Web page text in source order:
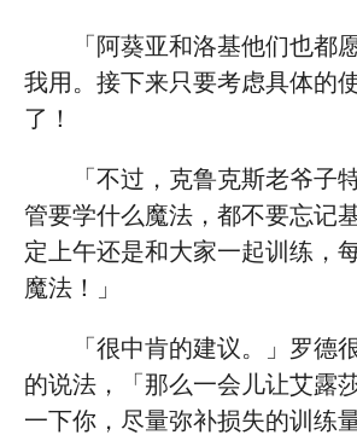
「阿葵亚和洛基他们也都
我用。接下来只要考虑具体的
了！
「不过，克鲁克斯老爷子
管要学什么魔法，都不要忘记
定上午还是和大家一起训练，
魔法！」
「很中肯的建议。」罗德
的说法，「那么一会儿让艾露
一下你，尽量弥补损失的训练量